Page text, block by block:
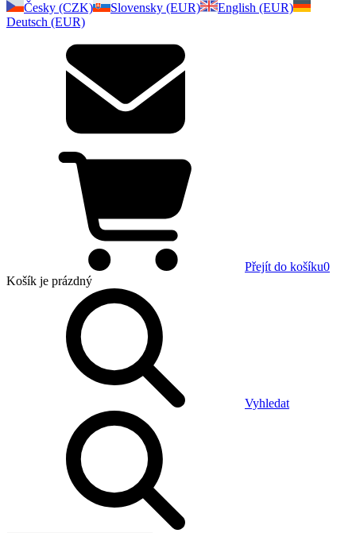
Česky (CZK)
Slovensky (EUR)
English (EUR)
Deutsch (EUR)
Přejít do košíku0
Košík je prázdný
Vyhledat